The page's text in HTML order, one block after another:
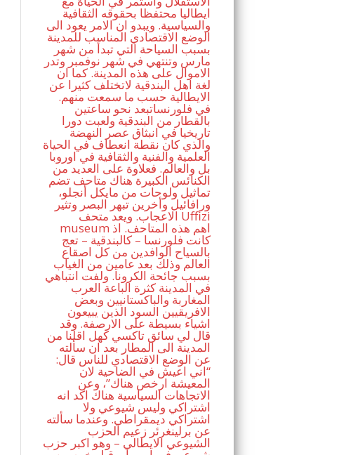
ايطاليا محتفظا بحقوقه الثقافية
والسياسية. ويبدو ان الامر يعود الى
الوضع الاقتصادي المناسب للمدينة
بسبب السياحة التي تبدأ من شهر
مارس وتنتهي في شهر نوفمبر وتدر
الاموال على هذه المدينة. كما ان
لغة اهل البندقية لاتختلف كثيرا عن
الايطالية حسب ما سمعت منهم.
في فلورنساتبعد نحو ساعتين
بالقطار من البندقية ولعبت دورا
تاريخيا في انبثاق عصر النهضة
والذي كان نقطة انعطاف في الحياة
العلمية والفنية والثقافية في اوروبا
بل والعالم. فعلاوة على العديد من
الكنائس الكبيرة هناك متاحف تضم
تماثيل ولوحات من مايكل أنجلو،
ورافائيل وأخرين تبهر البصر وتثير
الاعجاب. ويعد متحف Uffizi
museum اهم هذه المتاحف. اذ
كانت فلورنسا – كالبندقية – تعج
بالسياح الوافدين من كل اصقاع
العالم وذلك بعد عامين من الغياب
بسبب جائحة الكرونا. ولفت انتباهي
في المدينة كثرة الباعة العرب
المغاربة والباكستانيين وبعض
الافريقيين السود الذين يبيعون
اشياء بسيطة على الارصفة. وقد
قال لي سائق تاكسي كهل اقلنا من
المدينة الى المطار بعد ان سألته
عن الوضع الاقتصادي للناس قال:
“اني اعيش في الضاحية لان
المعيشة ارخص هناك”، وعن
الاتجاهات السياسية هناك اكد انه
اشتراكي وليس شيوعي ولا
اشتراكي ديمقراطي. وعندما سألته
عن برلينغرئر زعيم الحزب
الشيوعي الايطالي – وهو اكبر حزب